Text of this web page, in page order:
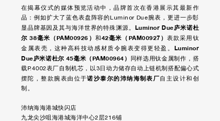
在揭幕仪式的媒体预览活动中，品牌首次在香港展示其最新作
品：例如扩大了蓝色表盘阵容的Luminor Due腕表，更进一步彰
显品牌基因及其与海洋世界的特殊渊源。 Luminor Due庐米诺杜
尔 38毫米（PAM00926）
和 42毫米（PAM00927）表款采用钛
金属表壳，这种高科技动感材质令腕表变得更轻盈。 Luminor
Due庐米诺杜尔 45毫米（PAM00964）
同样选用钛金属制作，搭
载P.4002表厂自制机芯，以3日动力储存自动上链机制搭配偏心式
摆陀，整款腕表由位于诺沙泰尔的沛纳海制表厂自主设计和创
制。
沛纳海海港城快闪店
九龙尖沙咀海港城海洋中心2层216铺